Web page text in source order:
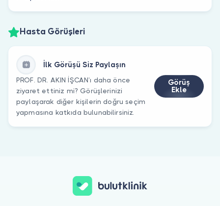
Hasta Görüşleri
İlk Görüşü Siz Paylaşın
PROF. DR. AKIN İŞCAN’ı daha önce
ziyaret ettiniz mi? Görüşlerinizi
paylaşarak diğer kişilerin doğru seçim
yapmasına katkıda bulunabilirsiniz.
Görüş
Ekle